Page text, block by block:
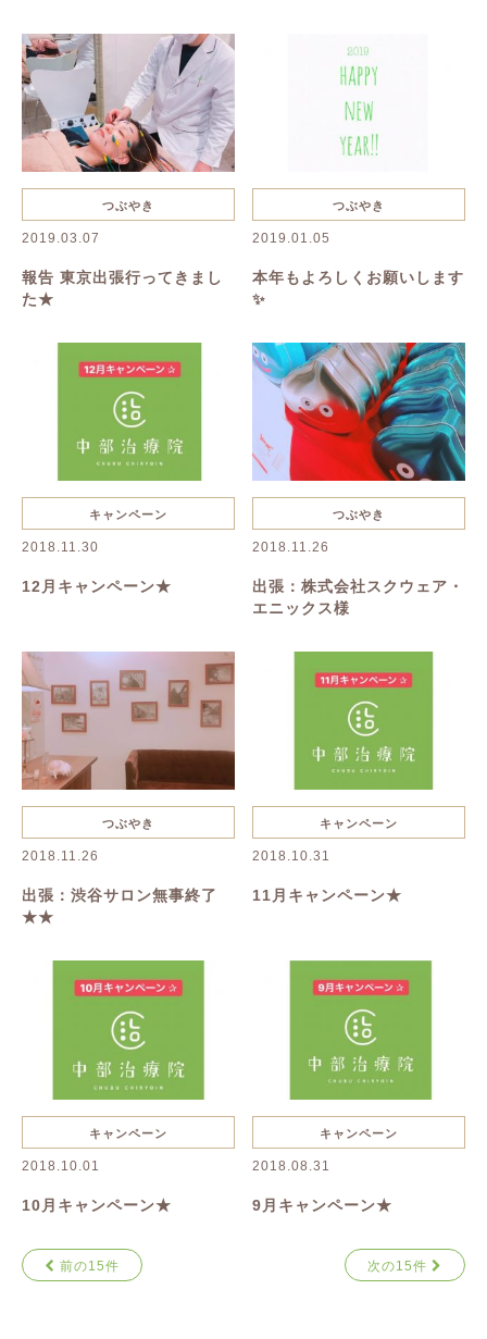
つぶやき
2019.03.07
報告 東京出張行ってきまし
た★
つぶやき
2019.01.05
本年もよろしくお願いします
✨
キャンペーン
2018.11.30
12月キャンペーン★
つぶやき
2018.11.26
出張：株式会社スクウェア・
エニックス様
つぶやき
2018.11.26
出張：渋谷サロン無事終了
★★
キャンペーン
2018.10.31
11月キャンペーン★
キャンペーン
2018.10.01
10月キャンペーン★
キャンペーン
2018.08.31
9月キャンペーン★
前の15件 次の15件